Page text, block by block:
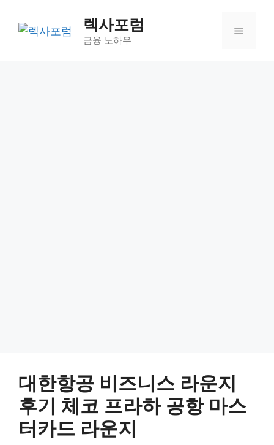
렉사포럼
금융 노하우
메
대한항공 비즈니스 라운지
후기 체코 프라하 공항 마스
터카드 라운지